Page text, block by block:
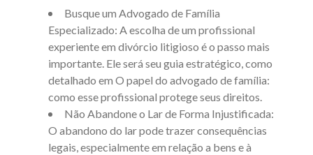
Busque um Advogado de Família
Especializado: A escolha de um profissional
experiente em divórcio litigioso é o passo mais
importante. Ele será seu guia estratégico, como
detalhado em O papel do advogado de família:
como esse profissional protege seus direitos.
Não Abandone o Lar de Forma Injustificada:
O abandono do lar pode trazer consequências
legais, especialmente em relação a bens e à